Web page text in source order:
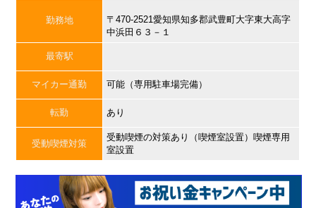
勤務地
〒470-2521愛知県知多郡武豊町大字東大高字
中浜田６３－１
最寄駅
マイカー通勤 可能（専用駐車場完備）
転勤 あり
受動喫煙対策
受動喫煙の対策あり（喫煙室設置）喫煙専用
室設置